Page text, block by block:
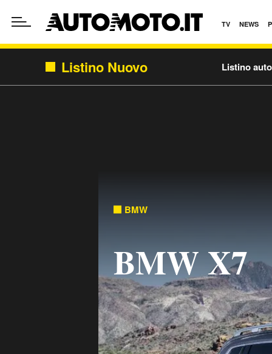
TV NEWS
Listino Nuovo Listino
BMW
BMW X7